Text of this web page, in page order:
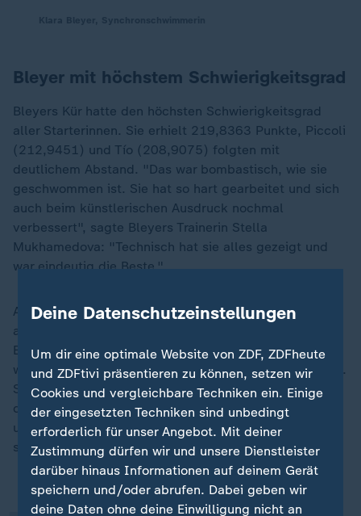
Bleyer mit höchstem Schwierigkeitsgrad
Bleyers Kür hatte den höchsten Schwierigkeitsgrad
aller Starterinnen. Sie erhielt 219,8363 Punkte, Piccoli
(212,9451) und Tío (208,9075) folgten mit
deutlichem Abstand. "Das war bombastisch, wie sie
geschwommen ist. Sie hat so hart gearbeitet und sich
auch beim künstlerischen Ausdruck nochmal
verbessert", sagte Bleyers Trainerin Stella
Mukhamedova: "Technisch hat sie alles gezeigt und
war eindeutig die Beste."
Auch Bundestrainerin Stephanie Marx lobte Bleyer, die
am Montag mit ihrer Bochumer Partnerin Amélie
Blumenthal Haz Vierte im Duett geworden war. "Das
war ein super starker und souveräner Auftritt von Klara.
Stella und Klara haben mit der höchsten Schwierigkeit
des gesamten Starterinnenfeldes die Marke gesetzt
und verdient den Titel als Europameisterin errungen",
sagte Marx:
Deine Datenschutzeinstellungen
Um dir eine optimale Website von ZDF, ZDFheute
und ZDFtivi präsentieren zu können, setzen wir
Cookies und vergleichbare Techniken ein. Einige
der eingesetzten Techniken sind unbedingt
erforderlich für unser Angebot. Mit deiner
Zustimmung dürfen wir und unsere Dienstleister
darüber hinaus Informationen auf deinem Gerät
speichern und/oder abrufen. Dabei geben wir
deine Daten ohne deine Einwilligung nicht an